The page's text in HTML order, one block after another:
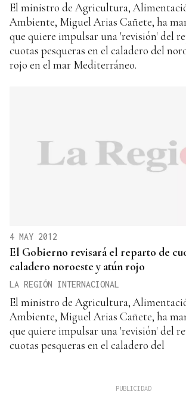
El ministro de Agricultura,
Ambiente, Miguel Arias Cañete, ha
que quiere impulsar una 'revisión' del
cuotas pesqueras en el caladero del
rojo en el mar Mediterráneo.
4 MAY 2012
El Gobierno revisará el reparto de
caladero noroeste y atún rojo
LA REGIÓN INTERNACIONAL
El ministro de Agricultura,
Ambiente, Miguel Arias Cañete, ha
que quiere impulsar una 'revisión' del
cuotas pesqueras en el caladero del